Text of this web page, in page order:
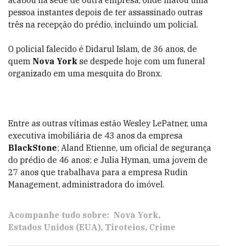
pessoa instantes depois de ter assassinado outras
três na recepção do prédio, incluindo um policial.
O policial falecido é Didarul Islam, de 36 anos, de
quem Nova York se despede hoje com um funeral
organizado em uma mesquita do Bronx.
Entre as outras vítimas estão Wesley LePatner, uma
executiva imobiliária de 43 anos da empresa
BlackStone; Aland Etienne, um oficial de segurança
do prédio de 46 anos; e Julia Hyman, uma jovem de
27 anos que trabalhava para a empresa Rudin
Management, administradora do imóvel.
Acompanhe tudo sobre: Nova York
Estados Unidos (EUA) Tiroteios Crime